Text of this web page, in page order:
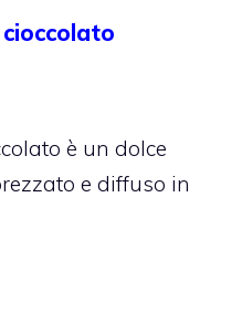
è un dolce
e diffuso in